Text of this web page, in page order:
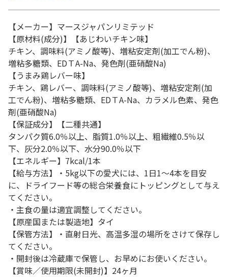
【メーカー】マースジャパンリミテッド
【原材料(成分)】【あじわいチキン味】
チキン、調味料(アミノ酸等)、増粘安定剤(加工でん粉)、
増粘多糖類、EDＴA-Na、発色剤(亜硝酸Na)
【うまみ鶏レバー味】
チキン、鶏レバー、調味料(アミノ酸等)、増粘安定剤(加
工でん粉)、増粘多糖類、EDＴA-Na、カラメル色素、発色
剤(亜硝酸Na)
【保証成分】【二種共通】
タンパク質6.0％以上、脂質1.0％以上、粗繊維0.5％以
下、灰分2.0％以下、水分90.0％以下
【エネルギー】7kcal/1本
【給与方法】・5kg以下の愛犬には、1日1～4本を目安
に、ドライフード等の総合栄養食にトッピングとして与え
てください。
・主食の量は適宜調整してください。
【原産国または製造地】タイ
【保管方法】・直射日光、高温多湿の場所をさけて保存し
てください。
・開封後は冷蔵庫で保管し、お早めにお使いください。
【賞味／使用期限(未開封)】24ヶ月